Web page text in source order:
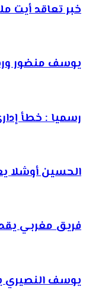
خبر تعاقد أيت
يوسف منضور
رسميا : خطأ إداري
الحسين أوشلا
فريق مغربي
يوسف النصيري